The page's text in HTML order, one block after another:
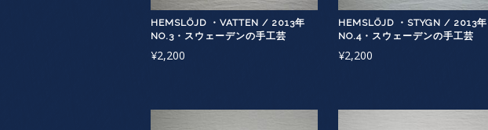
HEMSLÖJD ・VATTEN / 2013年
NO.3・スウェーデンの手工芸
¥2,200
HEMSLÖJD ・STYGN / 2013年
NO.4・スウェーデンの手工芸
¥2,200